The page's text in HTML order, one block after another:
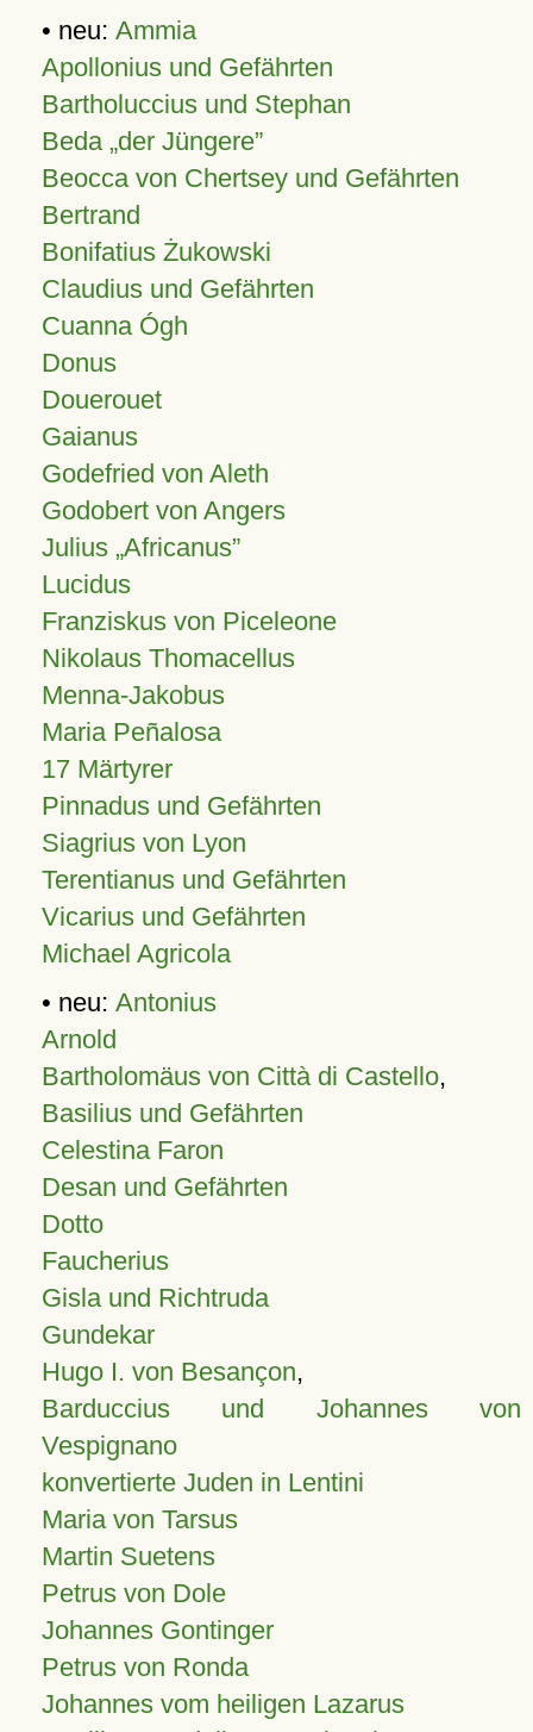
• neu: Ammia
Apollonius und Gefährten
Bartholuccius und Stephan
Beda „der Jüngere”
Beocca von Chertsey und Gefährten
Bertrand
Bonifatius Żukowski
Claudius und Gefährten
Cuanna Ógh
Donus
Douerouet
Gaianus
Godefried von Aleth
Godobert von Angers
Julius Africanus
Lucidus
Franziskus von Piceleone
Nikolaus Thomacellus
Menna-Jakobus
Maria Peñalosa
17 Märtyrer
Pinnadus und Gefährten
Siagrius von Lyon
Terentianus und Gefährten
Vicarius und Gefährten
Michael Agricola
• neu: Antonius
Arnold
Bartholomäus von Città di Castello,
Basilius und Gefährten
Celestina Faron
Desan und Gefährten
Dotto
Faucherius
Gisla und Richtruda
Gundekar
Hugo I. von Besançon,
Barduccius und Johannes von
Vespignano
konvertierte Juden in Lentini
Maria von Tarsus
Martin Suetens
Petrus von Dole
Johannes Gontinger
Petrus von Ronda
Johannes vom heiligen Lazarus